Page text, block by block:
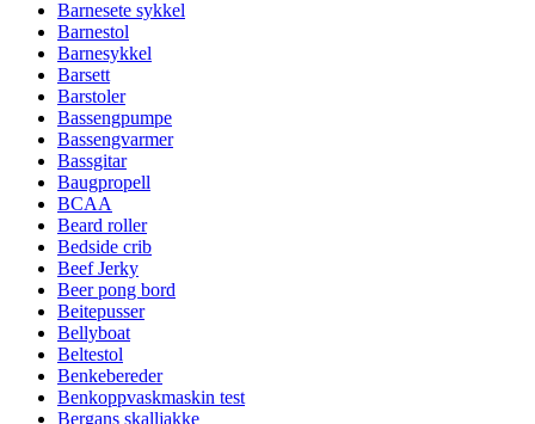
Barnesete sykkel
Barnestol
Barnesykkel
Barsett
Barstoler
Bassengpumpe
Bassengvarmer
Bassgitar
Baugpropell
BCAA
Beard roller
Bedside crib
Beef Jerky
Beer pong bord
Beitepusser
Bellyboat
Beltestol
Benkebereder
Benkoppvaskmaskin test
Bergans skalljakke